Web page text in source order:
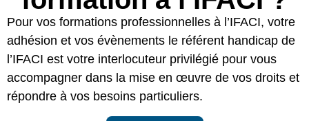
Pour vos formations professionnelles à l’IFACI, votre
adhésion et vos évènements le référent handicap de
l’IFACI est votre interlocuteur privilégié pour vous
accompagner dans la mise en œuvre de vos droits et
répondre à vos besoins particuliers.